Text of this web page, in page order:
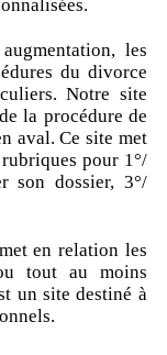
les
du divorce
Notre site
la procédure de
aval. Ce site met
pour 1°/
son dossier, 3°/
en relation les
tout au moins
un site destiné à